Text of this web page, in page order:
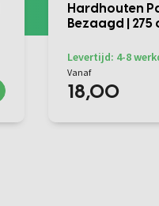
Hardhouten
Bezaagd | 275
Levertijd: 4-8
Vanaf
18,00